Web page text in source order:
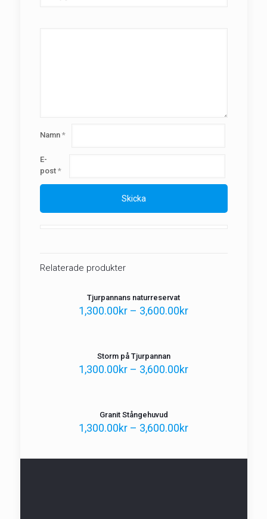
Namn *
E-
post *
Relaterade produkter
Tjurpannans naturreservat
1,300.00kr – 3,600.00kr
Storm på Tjurpannan
1,300.00kr – 3,600.00kr
Granit Stångehuvud
1,300.00kr – 3,600.00kr